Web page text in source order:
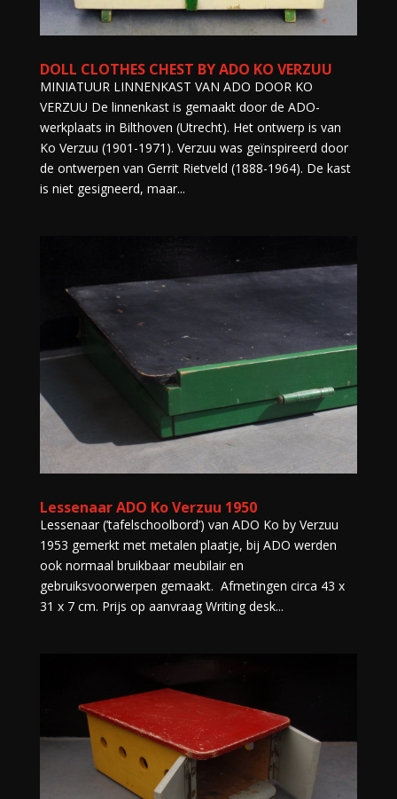
DOLL CLOTHES CHEST BY ADO KO VERZUU
MINIATUUR LINNENKAST VAN ADO DOOR KO
VERZUU De linnenkast is gemaakt door de ADO-
werkplaats in Bilthoven (Utrecht). Het ontwerp is van
Ko Verzuu (1901-1971). Verzuu was geïnspireerd door
de ontwerpen van Gerrit Rietveld (1888-1964). De kast
is niet gesigneerd, maar...
Lessenaar ADO Ko Verzuu 1950
Lessenaar (’tafelschoolbord’) van ADO Ko by Verzuu
1953 gemerkt met metalen plaatje, bij ADO werden
ook normaal bruikbaar meubilair en
gebruiksvoorwerpen gemaakt. Afmetingen circa 43 x
31 x 7 cm. Prijs op aanvraag Writing desk...